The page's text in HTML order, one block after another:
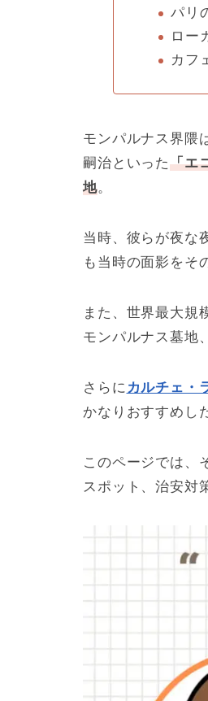
パリ
ロー
カフ
モンパルナス界隈
嗣治といった「エ
地。
当時、彼らが夜な
も当時の面影をそ
また、世界最大規
モンパルナス墓地
さらに カルチェ・
かなりおすすめし
このページでは、
スポット、治安対